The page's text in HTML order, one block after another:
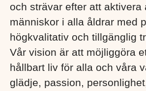
och strävar efter att aktivera
människor i alla åldrar med
högkvalitativ och tillgänglig
Vår vision är att möjliggöra
hållbart liv för alla och våra
glädje, passion,